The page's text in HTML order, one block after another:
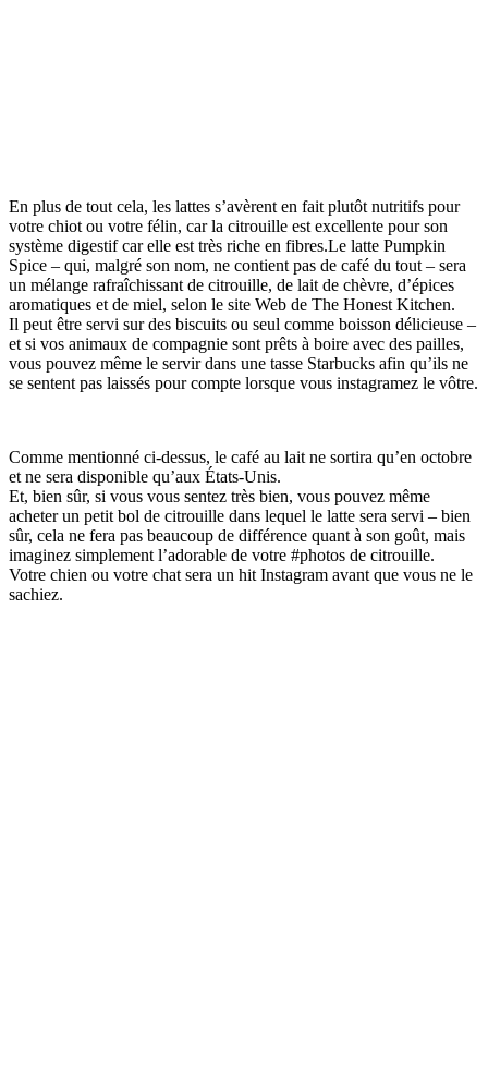
En plus de tout cela, les lattes s’avèrent en fait plutôt nutritifs pour
votre chiot ou votre félin, car la citrouille est excellente pour son
système digestif car elle est très riche en fibres.Le latte Pumpkin
Spice – qui, malgré son nom, ne contient pas de café du tout – sera
un mélange rafraîchissant de citrouille, de lait de chèvre, d’épices
aromatiques et de miel, selon le site Web de The Honest Kitchen.
Il peut être servi sur des biscuits ou seul comme boisson délicieuse –
et si vos animaux de compagnie sont prêts à boire avec des pailles,
vous pouvez même le servir dans une tasse Starbucks afin qu’ils ne
se sentent pas laissés pour compte lorsque vous instagramez le vôtre.
Comme mentionné ci-dessus, le café au lait ne sortira qu’en octobre
et ne sera disponible qu’aux États-Unis.
Et, bien sûr, si vous vous sentez très bien, vous pouvez même
acheter un petit bol de citrouille dans lequel le latte sera servi – bien
sûr, cela ne fera pas beaucoup de différence quant à son goût, mais
imaginez simplement l’adorable de votre #photos de citrouille.
Votre chien ou votre chat sera un hit Instagram avant que vous ne le
sachiez.